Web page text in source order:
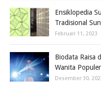
Ensiklopedia
Tradisional
Februari 11, 2023
Biodata Raisa
Wanita Populer
Desember 30,